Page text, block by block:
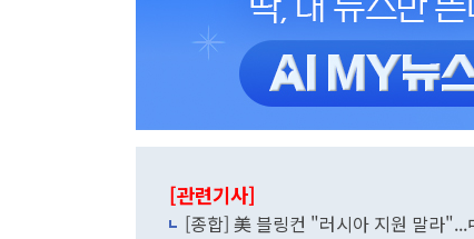
[관련기사]
[종합] 美 블링컨 "러시아 지원 말라